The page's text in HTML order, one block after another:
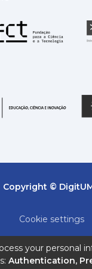
Copyright ©
Cookie settings
End User
your personal
Authentication,